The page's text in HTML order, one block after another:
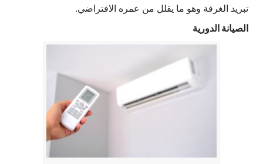
تبريد الغرفة وهو ما يقلل من عمره الافتراضي.
الصيانة الدورية